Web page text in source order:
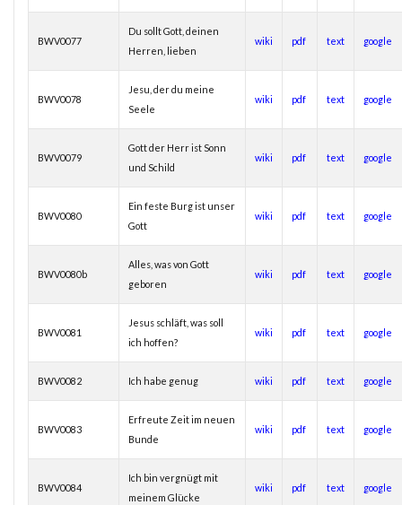
BWV0077
Du sollt Gott, deinen
Herren, lieben
wiki pdf text google
BWV0078
Jesu, der du meine
Seele
wiki pdf text google
BWV0079
Gott der Herr ist Sonn
und Schild
wiki pdf text google
BWV0080
Ein feste Burg ist unser
Gott
wiki pdf text google
BWV0080b
Alles, was von Gott
geboren
wiki pdf text google
BWV0081
Jesus schläft, was soll
ich hoffen?
wiki pdf text google
BWV0082 Ich habe genug wiki pdf text google
BWV0083
Erfreute Zeit im neuen
Bunde
wiki pdf text google
BWV0084
Ich bin vergnügt mit
meinem Glücke
wiki pdf text google